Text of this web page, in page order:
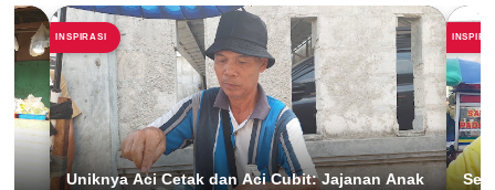
INSPIRASI
Uniknya Aci Cetak dan Aci Cubit: Jajanan Anak